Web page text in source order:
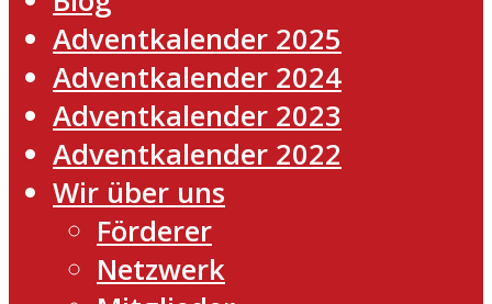
Adventkalender 2025
Adventkalender 2024
Adventkalender 2023
Adventkalender 2022
Wir über uns
Förderer
Netzwerk